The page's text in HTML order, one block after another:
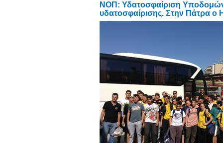
ΝΟΠ: Υδατοσφαίριση Υποδομών
υδατοσφαίρισης. Στην Πάτρα ο